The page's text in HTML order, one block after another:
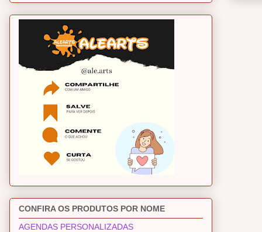
CONFIRA OS PRODUTOS POR NOME
AGENDAS PERSONALIZADAS